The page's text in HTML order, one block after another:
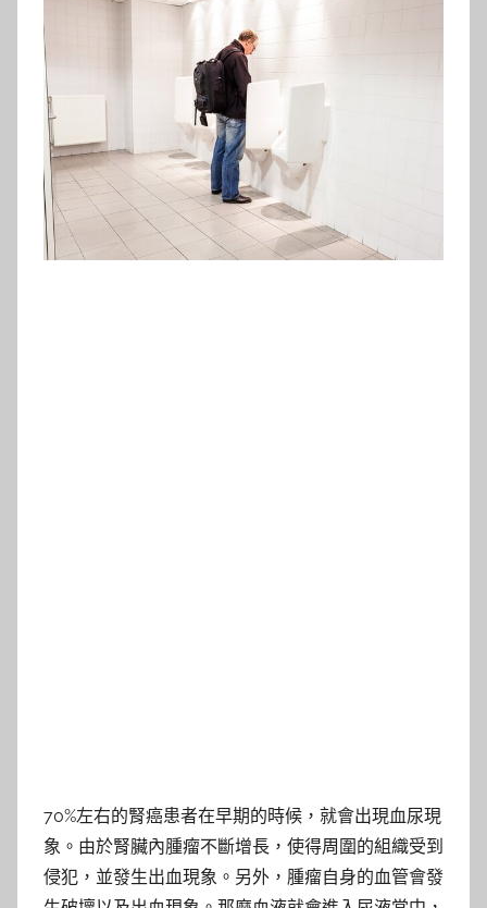
70%左右的腎癌患者在早期的時候，就會出現血尿現
象。由於腎臟內腫瘤不斷增長，使得周圍的組織受到
侵犯，並發生出血現象。另外，腫瘤自身的血管會發